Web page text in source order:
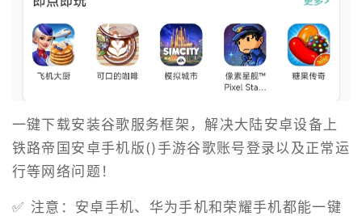
一键下载安装谷歌服务框架，解决大陆安卓设备上
铁路帝国安卓手机版()手游谷歌账号登录以及正常运
行等网络问题！
✅ 注意：安卓手机、华为手机和荣耀手机都能一键